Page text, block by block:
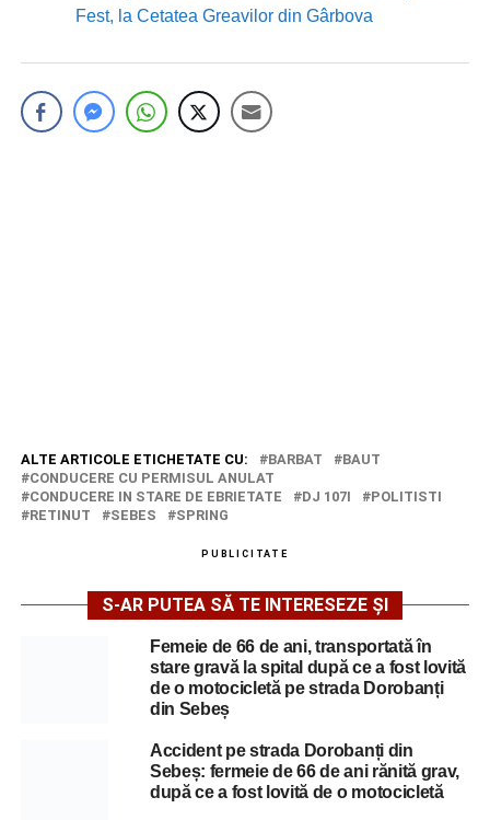
Fest, la Cetatea Greavilor din Gârbova
ALTE ARTICOLE ETICHETATE CU: BARBAT
BAUT
CONDUCERE CU PERMISUL ANULAT
CONDUCERE IN STARE DE EBRIETATE
DJ 107I
POLITISTI
RETINUT
SEBES SPRING
PUBLICITATE
S-AR PUTEA SĂ TE INTERESEZE ȘI
Femeie de 66 de ani, transportată în
stare gravă la spital după ce a fost lovită
de o motocicletă pe strada Dorobanți
din Sebeș
Accident pe strada Dorobanți din
Sebeș: fermeie de 66 de ani rănită grav,
după ce a fost lovită de o motocicletă